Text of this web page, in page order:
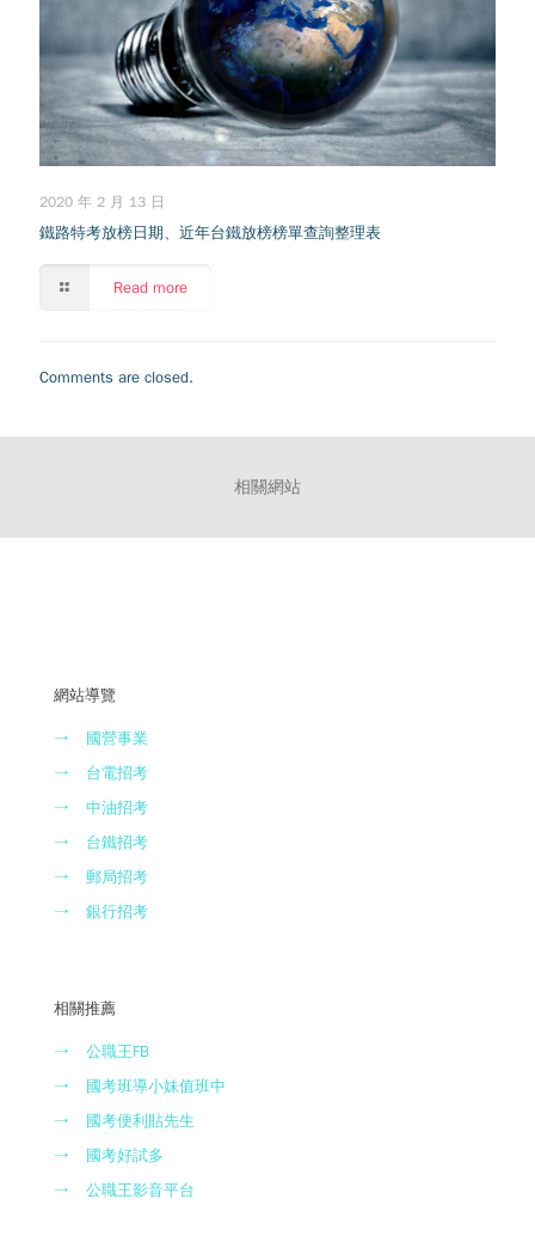
2020 年 2 月 13 日
鐵路特考放榜日期、近年台鐵放榜榜單查詢整理表
Read more
Comments are closed.
相關網站
網站導覽
→
國營事業
→
台電招考
→
中油招考
→
台鐵招考
→
郵局招考
→
銀行招考
相關推薦
→
公職王FB
→
國考班導小妹值班中
→
國考便利貼先生
→
國考好試多
→
公職王影音平台